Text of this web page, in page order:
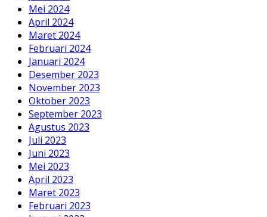
Mei 2024
April 2024
Maret 2024
Februari 2024
Januari 2024
Desember 2023
November 2023
Oktober 2023
September 2023
Agustus 2023
Juli 2023
Juni 2023
Mei 2023
April 2023
Maret 2023
Februari 2023